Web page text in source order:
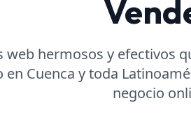
web hermosos y efectivos
en Cuenca y toda
negocio